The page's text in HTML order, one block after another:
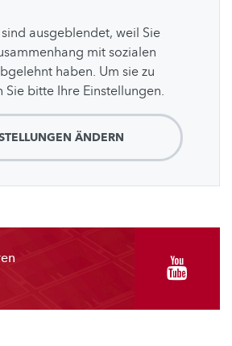
ausgeblendet, weil Sie
mit sozialen
haben. Um sie zu
Sie bitte Ihre Einstellungen.
ÄNDERN